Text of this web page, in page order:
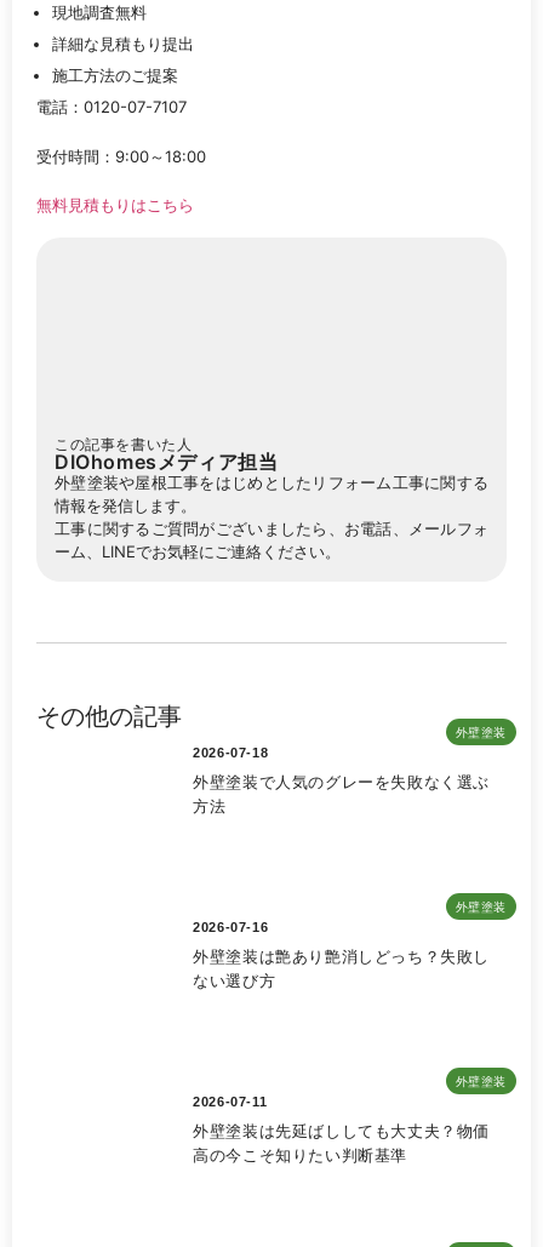
現地調査無料
詳細な見積もり提出
施工方法のご提案
電話：0120-07-7107
受付時間：9:00～18:00
無料見積もりはこちら
この記事を書いた人
DIOhomesメディア担当
外壁塗装や屋根工事をはじめとしたリフォーム工事に関する
情報を発信します。
工事に関するご質問がございましたら、お電話、メールフォ
ーム、LINEでお気軽にご連絡ください。
その他の記事
外壁塗装
2026-07-18
外壁塗装で人気のグレーを失敗なく選ぶ
方法
外壁塗装
2026-07-16
外壁塗装は艶あり艶消しどっち？失敗し
ない選び方
外壁塗装
2026-07-11
外壁塗装は先延ばししても大丈夫？物価
高の今こそ知りたい判断基準